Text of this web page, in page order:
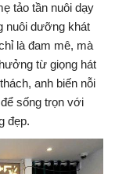
tảo tần nuôi dạy
nuôi dưỡng khát
là đam mê, mà
từ giọng hát
anh biến nỗi
sống trọn với
đẹp.